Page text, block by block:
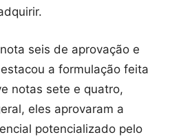
seis de aprovação e
a formulação feita
notas sete e quatro,
eles aprovaram a
potencializado pelo